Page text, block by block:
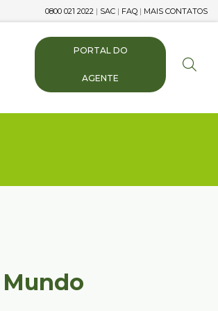
0800 021 2022 | SAC | FAQ | MAIS CONTATOS
PORTAL DO
AGENTE
Mundo